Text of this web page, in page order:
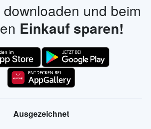
und beim
Einkauf sparen!
Ausgezeichnet